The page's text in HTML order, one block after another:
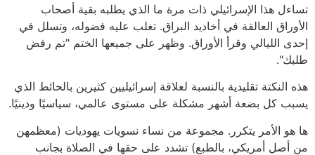
تساءل هذا الإسرائيلي ذات مرة ما الذي يطلبه بقية أصحاب
الأوراق العالقة في أخاديد البراق. تغلب عليه فضوله، وتسلل في
إحدى الليالي وقرأ الأوراق. وظهر على جميعها الختم "تم رفض
طلبك".
هذه النكتة تقليدية بالنسبة لعلاقة إسرائيليين كثيرين بالحائط الذي
يسبب كل بضعة أشهر مشكلة على مستوى عالمي، سياسيًا ودينيًا.
ها هو الأمر يتكرر. مجموعة من نساء نسويات يهوديات (معظمهن
من أصل أمريكي، بالطبع) تشدد على حقها في الصلاة بجانب